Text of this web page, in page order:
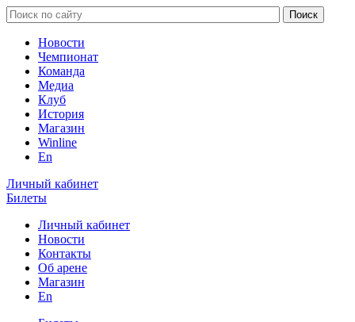
Новости
Чемпионат
Команда
Медиа
Клуб
История
Магазин
Winline
En
Личный кабинет
Билеты
Личный кабинет
Новости
Контакты
Об арене
Магазин
En